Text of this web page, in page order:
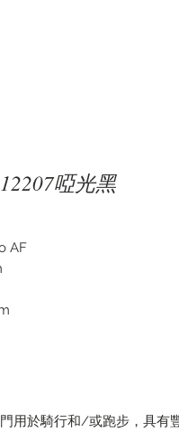
啞光黑
AF
用於騎行和/或跑步，具有